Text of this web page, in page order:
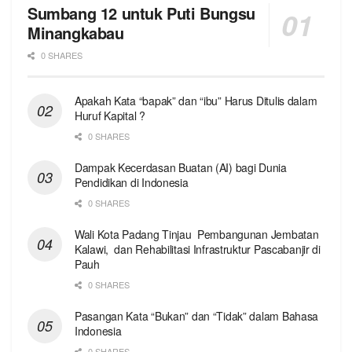
Sumbang 12 untuk Puti Bungsu
Minangkabau
0 SHARES
Apakah Kata “bapak” dan “ibu” Harus Ditulis dalam
Huruf Kapital ?
0 SHARES
Dampak Kecerdasan Buatan (AI) bagi Dunia
Pendidikan di Indonesia
0 SHARES
Wali Kota Padang Tinjau Pembangunan Jembatan
Kalawi, dan Rehabilitasi Infrastruktur Pascabanjir di
Pauh
0 SHARES
Pasangan Kata “Bukan” dan “Tidak” dalam Bahasa
Indonesia